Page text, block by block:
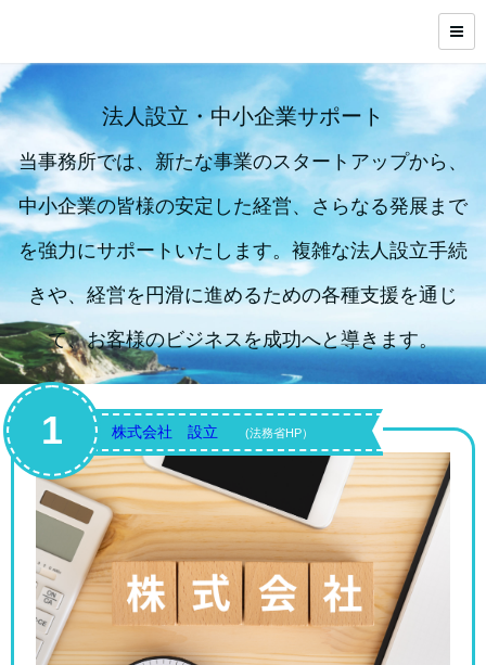
法人設立・中小企業サポート
当事務所では、新たな事業のスタートアップから、
中小企業の皆様の安定した経営、さらなる発展まで
を強力にサポートいたします。複雑な法人設立手続
きや、経営を円滑に進めるための各種支援を通じ
て、お客様のビジネスを成功へと導きます。
株式会社 設立 (法務省HP）
1